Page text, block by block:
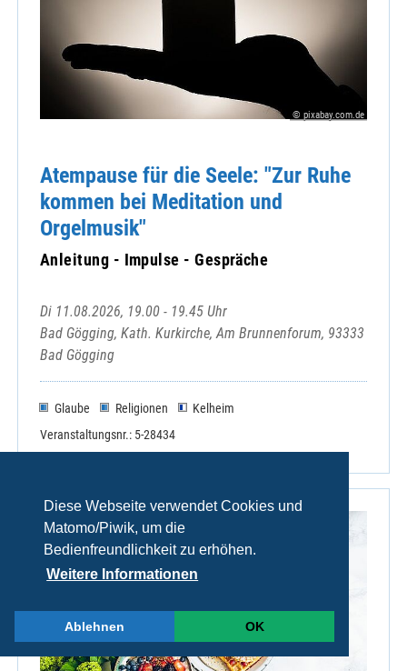
Diese Webseite verwendet Cookies und
Matomo/Piwik, um die
Bedienfreundlichkeit zu erhöhen.
Weitere Informationen
Ablehnen OK
© pixabay.com.de
Atempause für die Seele: "Zur Ruhe
kommen bei Meditation und
Orgelmusik"
Anleitung - Impulse - Gespräche
Di 11.08.2026, 19.00 - 19.45 Uhr
Bad Gögging, Kath. Kurkirche, Am Brunnenforum, 93333
Bad Gögging
Glaube Religionen
Kelheim
Veranstaltungsnr.: 5-28434